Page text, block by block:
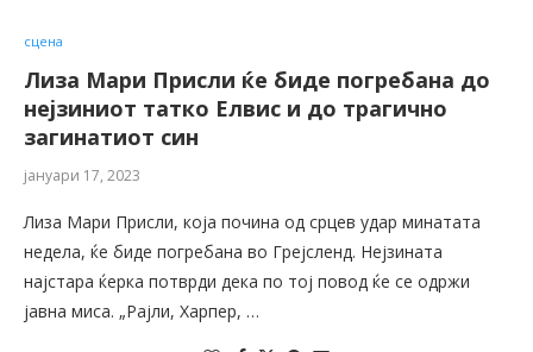
сцена
Лиза Мари Присли ќе биде погребана до
нејзиниот татко Елвис и до трагично
загинатиот син
јануари 17, 2023
Лиза Мари Присли, која почина од срцев удар минатата
недела, ќе биде погребана во Грејсленд. Нејзината
најстара ќерка потврди дека по тој повод ќе се одржи
јавна миса. „Рајли, Харпер, …